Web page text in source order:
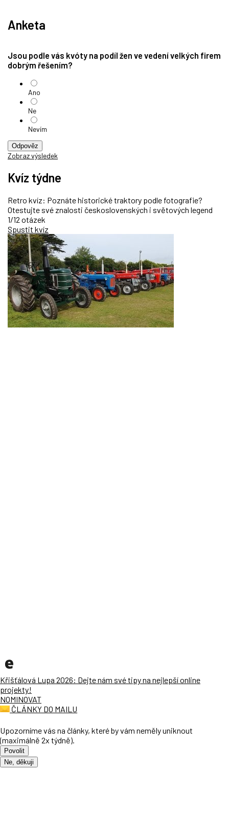
Anketa
Jsou podle vás kvóty na podíl žen ve vedení velkých firem
dobrým řešením?
Ano
Ne
Nevím
Odpověz
Zobraz výsledek
Kvíz týdne
Retro kvíz: Poznáte historické traktory podle fotografie?
Otestujte své znalosti československých i světových legend
1/12 otázek
Spustit kvíz
Křišťálová Lupa 2026: Dejte nám své tipy na nejlepší online
projekty!
NOMINOVAT
ČLÁNKY DO MAILU
Upozorníme vás na články, které by vám neměly uniknout
(maximálně 2x týdně).
Povolit
Ne, děkuji